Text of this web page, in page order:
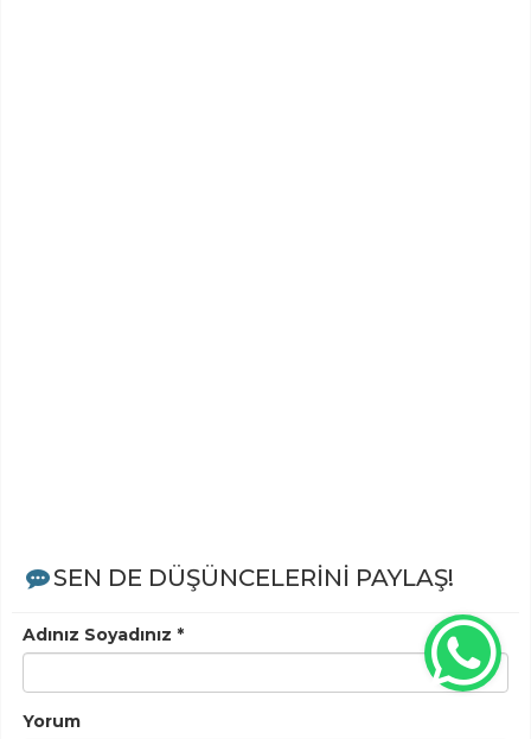
SEN DE DÜŞÜNCELERİNİ PAYLAŞ!
Adınız Soyadınız *
Yorum